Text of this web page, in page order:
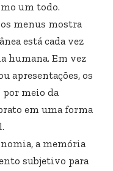
um todo.
menus mostra
está cada vez
humana. Em vez
apresentações, os
meio da
em uma forma
a memória
subjetivo para